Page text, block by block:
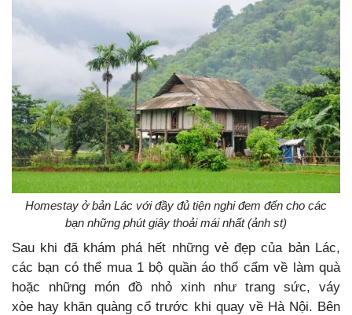
Homestay ở bản Lác với đầy đủ tiện nghi đem đến cho các
bạn những phút giây thoải mái nhất (ảnh st)
Sau khi đã khám phá hết những vẻ đẹp của bản Lác,
các bạn có thể mua 1 bộ quần áo thổ cẩm về làm quà
hoặc những món đồ nhỏ xinh như trang sức, váy
xòe hay khăn quàng cổ trước khi quay về Hà Nội. Bên